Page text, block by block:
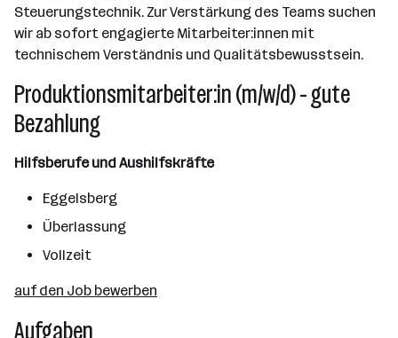
Steuerungstechnik. Zur Verstärkung des Teams suchen
wir ab sofort engagierte Mitarbeiter:innen mit
technischem Verständnis und Qualitätsbewusstsein.
Produktionsmitarbeiter:in (m/w/d) - gute
Bezahlung
Hilfsberufe und Aushilfskräfte
Eggelsberg
Überlassung
Vollzeit
auf den Job bewerben
Aufgaben